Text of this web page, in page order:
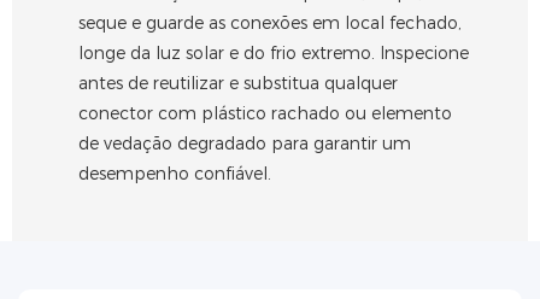
seque e guarde as conexões em local fechado,
longe da luz solar e do frio extremo. Inspecione
antes de reutilizar e substitua qualquer
conector com plástico rachado ou elemento
de vedação degradado para garantir um
desempenho confiável.